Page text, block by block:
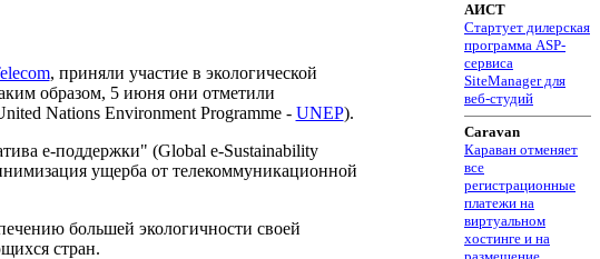
, приняли участие в экологической
образом, 5 июня они отметили
Nations Environment Programme - UNEP).
е-поддержки" (Global e-Sustainability
ущерба от телекоммуникационной
большей экологичности своей
стран.
АИСТ
Стартует дилерская
программа ASP-
сервиса
SiteManager для
веб-студий
Caravan
Караван отменяет
все
регистрационные
платежи на
виртуальном
хостинге и на